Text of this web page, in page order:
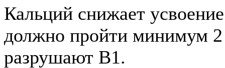
Кальций снижает
должно пройти минимум
разрушают В1.